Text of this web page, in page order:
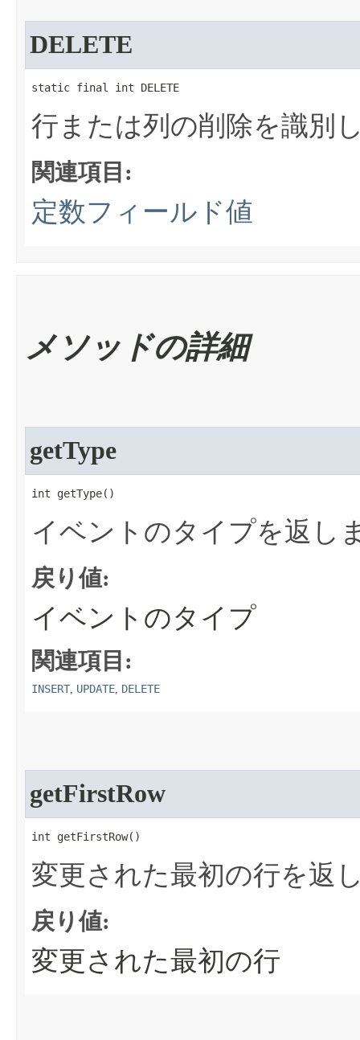
DELETE
static final int DELETE
行または列の削除を識別
関連項目:
定数フィールド値
メソッドの詳細
getType
int getType​()
イベントのタイプを返し
戻り値:
イベントのタイプ
関連項目:
INSERT, UPDATE, DELETE
getFirstRow
int getFirstRow​()
変更された最初の行を返
戻り値:
変更された最初の行